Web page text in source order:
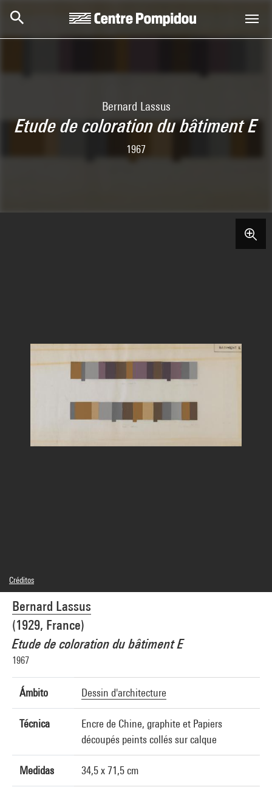
Bernard Lassus
Etude de coloration du bâtiment E
1967
Bernard Lassus
(1929, France)
Etude de coloration du bâtiment E
1967
Ámbito Dessin d'architecture
Técnica
Encre de Chine, graphite et Papiers
découpés peints collés sur calque
Medidas 34,5 x 71,5 cm
Créditos
© Bernard Lassus
Créditos fotográficos : Centre Pompidou, MNAM-CCI/Georges Meguerditchian/Dist.
GrandPalaisRmn
Referencia de la imagen : 4N28543
Difusión de la imagen :GrandPalaisRmnPhoto